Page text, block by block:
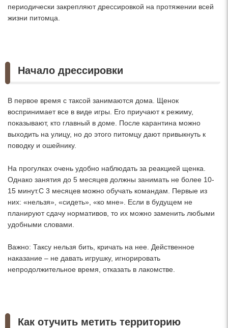
периодически закрепляют дрессировкой на протяжении всей
жизни питомца.
Начало дрессировки
В первое время с таксой занимаются дома. Щенок
воспринимает все в виде игры. Его приучают к режиму,
показывают, кто главный в доме. После карантина можно
выходить на улицу, но до этого питомцу дают привыкнуть к
поводку и ошейнику.
На прогулках очень удобно наблюдать за реакцией щенка.
Однако занятия до 5 месяцев должны занимать не более 10-
15 минут.С 3 месяцев можно обучать командам. Первые из
них: «нельзя», «сидеть», «ко мне». Если в будущем не
планируют сдачу нормативов, то их можно заменить любыми
удобными словами.
Важно: Таксу нельзя бить, кричать на нее. Действенное
наказание – не давать игрушку, игнорировать
непродолжительное время, отказать в лакомстве.
Как отучить метить территорию